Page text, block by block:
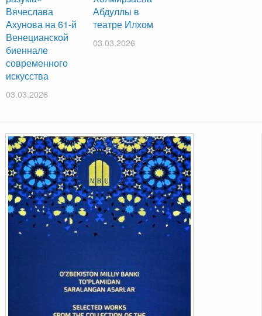
Вячеслава
Ахунова на 61-й
Венецианской
биеннале
современного
искусства
03.03.2026
Абдуллы в
театре Илхом
03.03.2026